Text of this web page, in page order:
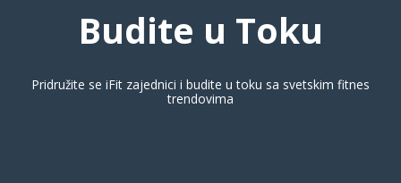
Budite u Toku
Pridružite se iFit zajednici i budite u toku sa svetskim fitnes
trendovima